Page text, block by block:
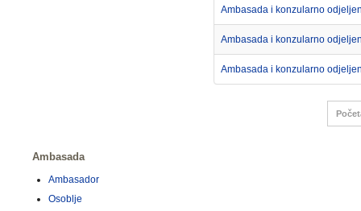
Ambasada i konzularno
Ambasada i konzularno
Ambasada i konzularno
Ambasada
Ambasador
Osoblje